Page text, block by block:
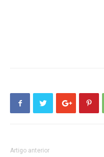
Artigo anterior